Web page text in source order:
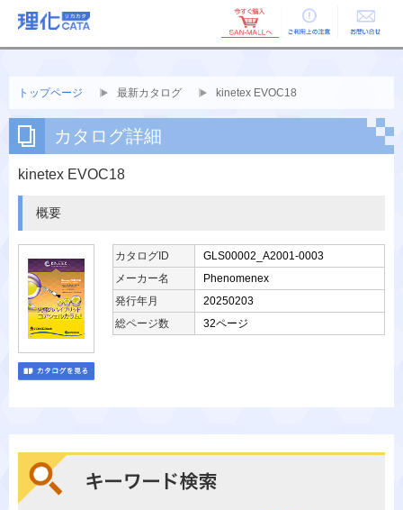
ご利用上の お問い合せ
トップページ 最新カタログ kinetex EVOC18
カタログ詳細
kinetex EVOC18
概要
カタログID
GLS00002_A2001-0003
メーカー名
Phenomenex
発行年月
20250203
総ページ数
32ページ